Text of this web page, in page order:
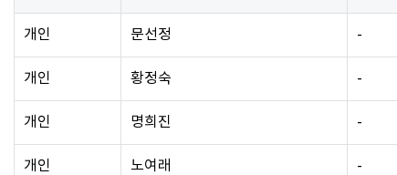
개인 문선정 -
개인 황정숙 -
개인 명희진 -
개인 노여래 -